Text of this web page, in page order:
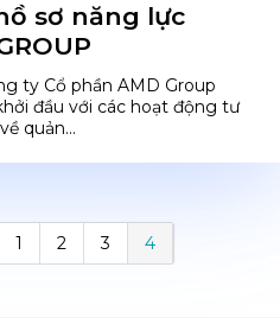
sơ năng lực
ty Cổ phần AMD Group
đầu với các hoạt động tư
quản...
1 2 3 4